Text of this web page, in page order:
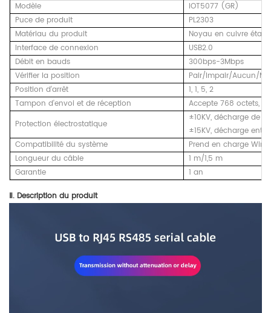
Modèle
IOT5077 (GR)
Puce de produit
PL2303
Matériau du produit
Noyau en cuivre
Interface de connexion
USB2.0
Débit en bauds
300bps-3Mbps
Vérifier la position
Pair/Impair/Aucun/
Position d'arrêt
1, 1, 5, 2
Tampon d'envoi et de réception
Accepte 768 octets,
Protection électrostatique
±10KV, décharge de
±15KV, décharge
Compatibilité du système
Prend en charge Win,
Longueur du câble
1 m/1,5 m
Garantie
1 an
Ⅱ. Description du produit